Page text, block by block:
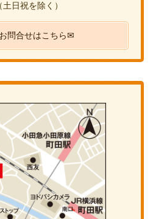
日祝を除く）
問合せはこちら✉